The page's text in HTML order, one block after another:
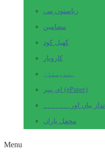
ریاستوں سے
مضامین
کھیل کود
کاروبار
ہندوستان
ای پیپر (ePaper)
انداز بیاں اور۔۔۔۔۔۔۔
محفل یاراں
Menu